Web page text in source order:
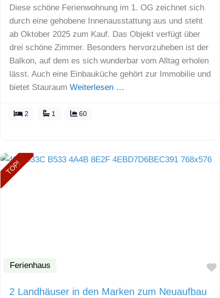
Diese schöne Ferienwohnung im 1. OG zeichnet sich
durch eine gehobene Innenausstattung aus und steht
ab Oktober 2025 zum Kauf. Das Objekt verfügt über
drei schöne Zimmer. Besonders hervorzuheben ist der
Balkon, auf dem es sich wunderbar vom Alltag erholen
lässt. Auch eine Einbauküche gehört zur Immobilie und
bietet Stauraum Weiterlesen …
2 1 60
TOP!
Ferienhaus
2 Landhäuser in den Marken zum Neuaufbau